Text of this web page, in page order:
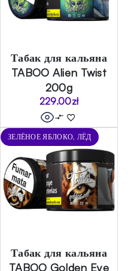
Табак для кальяна
TABOO Alien Twist
200g
229.00zł
ЗЕЛЁНОЕ ЯБЛОКО, ЛЁД
Табак для кальяна
TABOO Golden Eye